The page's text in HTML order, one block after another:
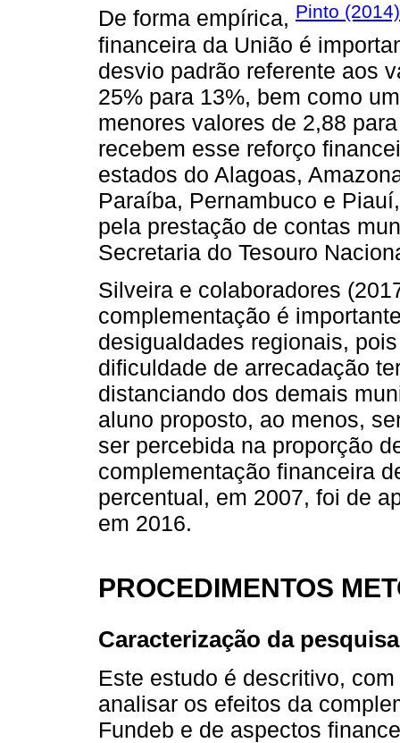
De forma empírica, Pinto (2014)
financeira da União é
desvio padrão referente aos
25% para 13%, bem como
menores valores de 2,88
recebem esse reforço
estados do Alagoas,
Paraíba, Pernambuco e
pela prestação de contas
Secretaria do Tesouro
Silveira e colaboradores
complementação é
desigualdades regionais,
dificuldade de arrecadação
distanciando dos demais
aluno proposto, ao menos,
ser percebida na proporção
complementação financeira
percentual, em 2007, foi de
em 2016.
PROCEDIMENTOS
Caracterização da pesquisa
Este estudo é descritivo,
analisar os efeitos da
Fundeb e de aspectos